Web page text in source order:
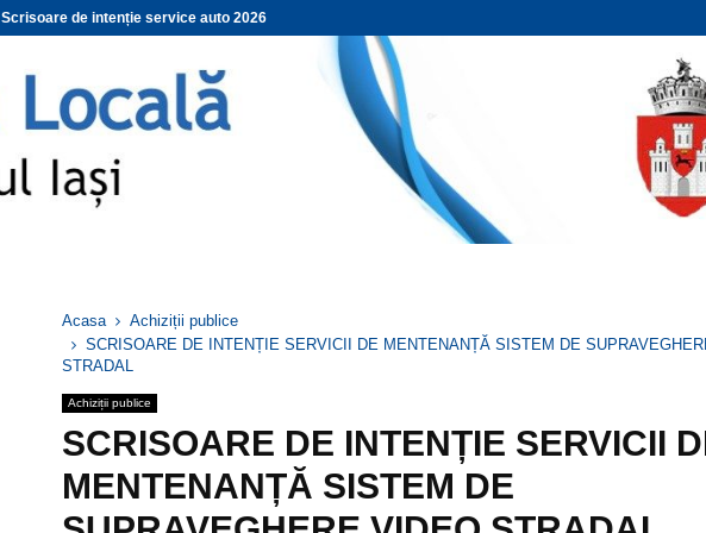
Scrisoare de intenție service auto 2026
Acasa
Achiziții publice
SCRISOARE DE INTENȚIE SERVICII DE MENTENANȚĂ SISTEM DE
STRADAL
Achiziții publice
SCRISOARE DE INTENȚIE SERVICII
MENTENANȚĂ SISTEM DE